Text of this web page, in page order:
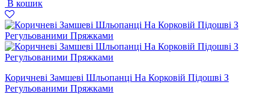
В кошик
Коричневі Замшеві Шльопанці На Корковій Підошві З
Регульованими Пряжками